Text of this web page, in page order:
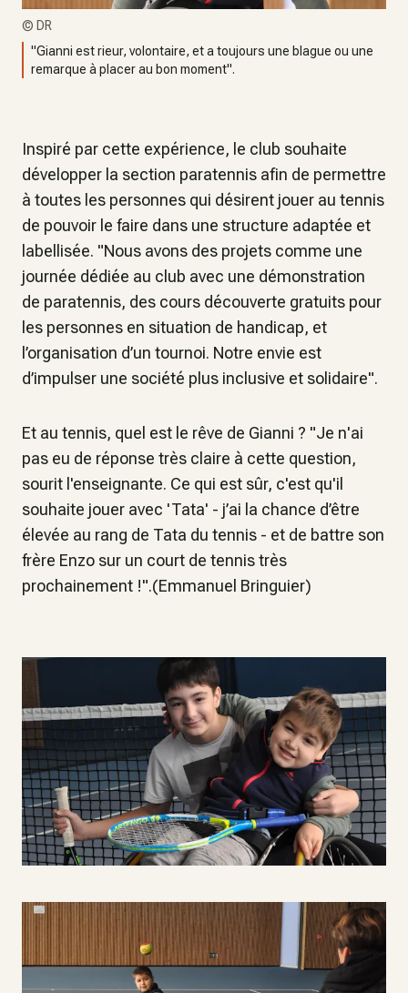
© DR
"Gianni est rieur, volontaire, et a toujours une blague ou une
remarque à placer au bon moment".
Inspiré par cette expérience, le club souhaite
développer la section paratennis afin de permettre
à toutes les personnes qui désirent jouer au tennis
de pouvoir le faire dans une structure adaptée et
labellisée. "Nous avons des projets comme une
journée dédiée au club avec une démonstration
de paratennis, des cours découverte gratuits pour
les personnes en situation de handicap, et
l’organisation d’un tournoi. Notre envie est
d’impulser une société plus inclusive et solidaire".
Et au tennis, quel est le rêve de Gianni ? "Je n'ai
pas eu de réponse très claire à cette question,
sourit l'enseignante. Ce qui est sûr, c'est qu'il
souhaite jouer avec 'Tata' - j’ai la chance d’être
élevée au rang de Tata du tennis - et de battre son
frère Enzo sur un court de tennis très
prochainement !".(Emmanuel Bringuier)